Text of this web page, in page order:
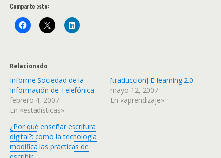
Comparte esto:
Relacionado
Informe Sociedad de la
Información de Telefónica
febrero 4, 2007
En «estadísticas»
[traducción] E-learning 2.0
mayo 12, 2007
En «aprendizaje»
¿Por qué enseñar escritura
digital?: como la tecnología
modifica las prácticas de